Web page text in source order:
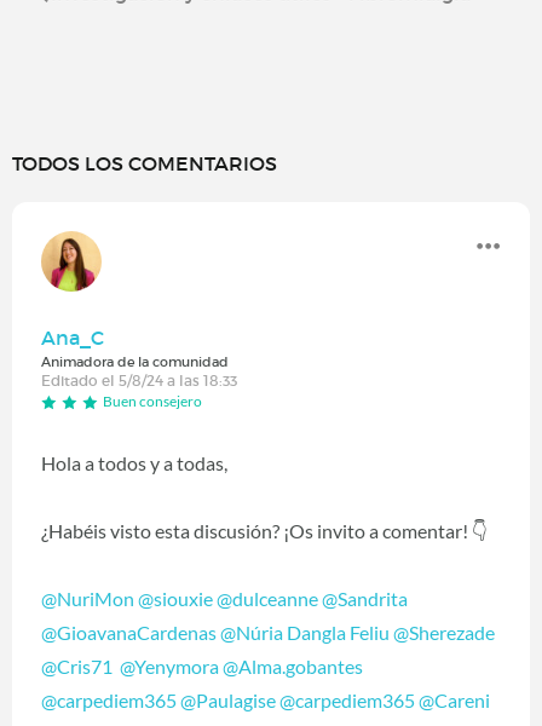
TODOS LOS COMENTARIOS
Ana_C
Animadora de la comunidad
Editado el 5/8/24 a las 18:33
Buen consejero
Hola a todos y a todas,
¿Habéis visto esta discusión? ¡Os invito a comentar! 👇
@NuriMon @siouxie@dulceanne@Sandrita
@GioavanaCardenas@Núria Dangla Feliu @Sherezade
@Cris71 @Yenymora@Alma.gobantes
@carpediem365@Paulagise@carpediem365@Careni